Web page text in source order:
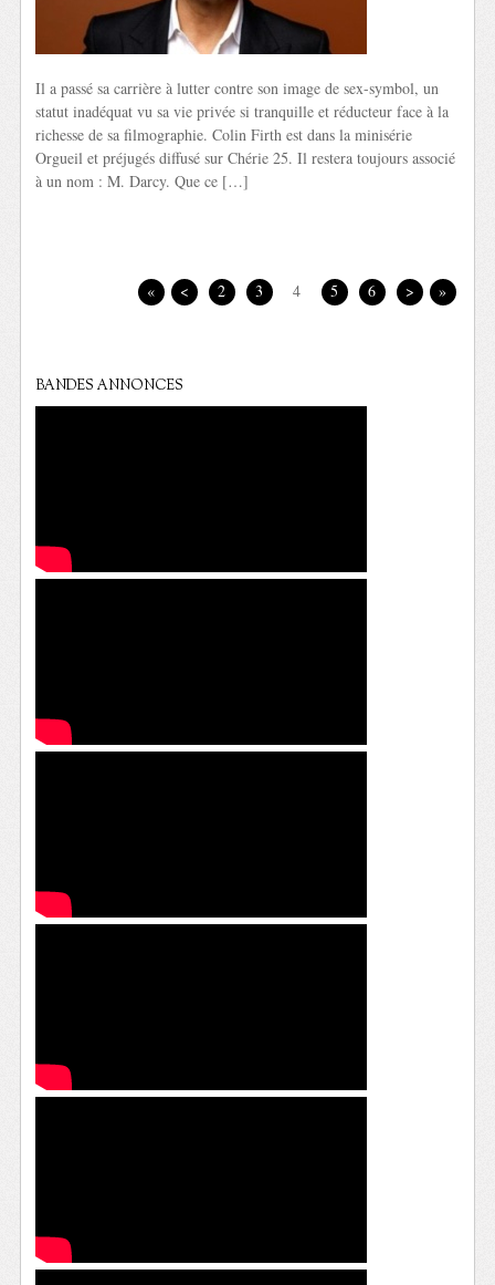
Il a passé sa carrière à lutter contre son image de sex-symbol, un
statut inadéquat vu sa vie privée si tranquille et réducteur face à la
richesse de sa filmographie. Colin Firth est dans la minisérie
Orgueil et préjugés diffusé sur Chérie 25. Il restera toujours associé
à un nom : M. Darcy. Que ce […]
« < 2 3 4 5 6 > »
BANDES ANNONCES